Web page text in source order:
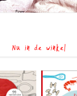
Nu in de winkel